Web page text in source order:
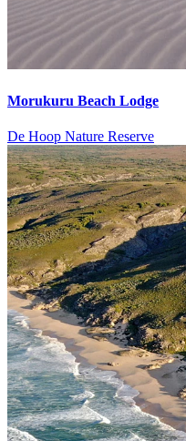
Morukuru Beach Lodge
De Hoop Nature Reserve